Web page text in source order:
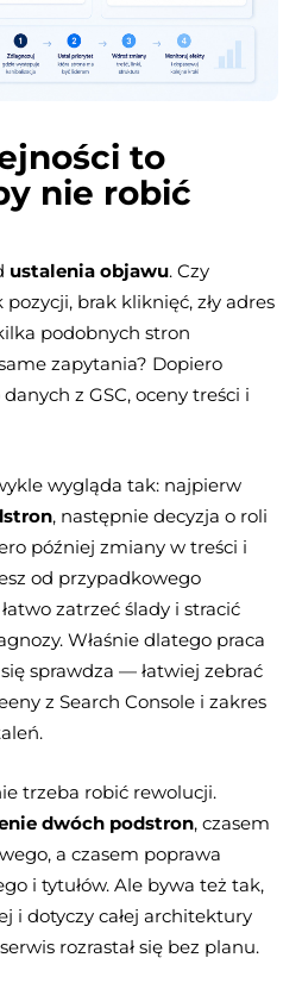
to
nie robić
ustalenia objawu. Czy
brak kliknięć, zły adres
podobnych stron
zapytania? Dopiero
z GSC, oceny treści i
wygląda tak: najpierw
, następnie decyzja o roli
później zmiany w treści i
od przypadkowego
zatrzeć ślady i stracić
Właśnie dlatego praca
sprawdza — łatwiej zebrać
z Search Console i zakres
trzeba robić rewolucji.
dwóch podstron, czasem
a czasem poprawa
i tytułów. Ale bywa też tak,
i dotyczy całej architektury
rozrastał się bez planu.